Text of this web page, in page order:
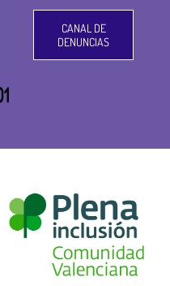
CANAL DE
DENUNCIAS